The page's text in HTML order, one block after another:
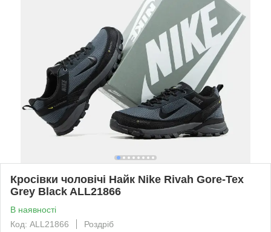
Кросівки чоловічі Найк Nike Rivah Gore-Tex
Grey Black ALL21866
В наявності
Код: ALL21866
Роздріб